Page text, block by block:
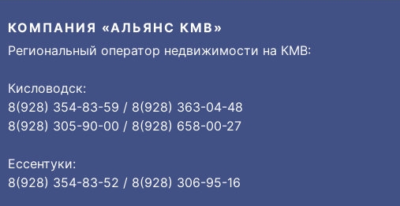
КОМПАНИЯ «АЛЬЯНС КМВ»
Региональный оператор недвижимости на КМВ:
Кисловодск:
8(928) 354-83-59 / 8(928) 363-04-48
8(928) 305-90-00 / 8(928) 658-00-27
Ессентуки:
8(928) 354-83-52 / 8(928) 306-95-16